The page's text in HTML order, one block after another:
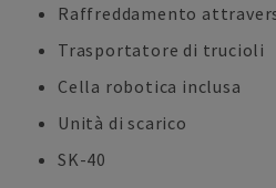
Raffreddamento
Trasportatore di trucioli
Cella robotica inclusa
Unità di scarico
SK-40